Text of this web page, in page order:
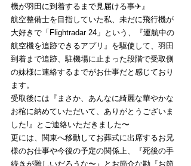
機が羽田に到着するまで見届ける事✈』
航空整備士を目指していた私、未だに飛行機が
大好きで「Flightradar 24」という、『運航中の
航空機を追跡できるアプリ』を駆使して、羽田
到着まで追跡、駐機場に止まった段階で受取側
の妹様に連絡するまでがお仕事だと感じており
ます。
受取後には『まさか、あんなに綺麗な華やかな
お棺に納めていただいて、ありがとうございま
した!』とご連絡いただきました〜
更には、関東へ移動してお葬式に出席するお兄
様のお仕事や今後の予定の関係上、『死後の手
続きが難しいだろうな〜』とお節介な勘『お節